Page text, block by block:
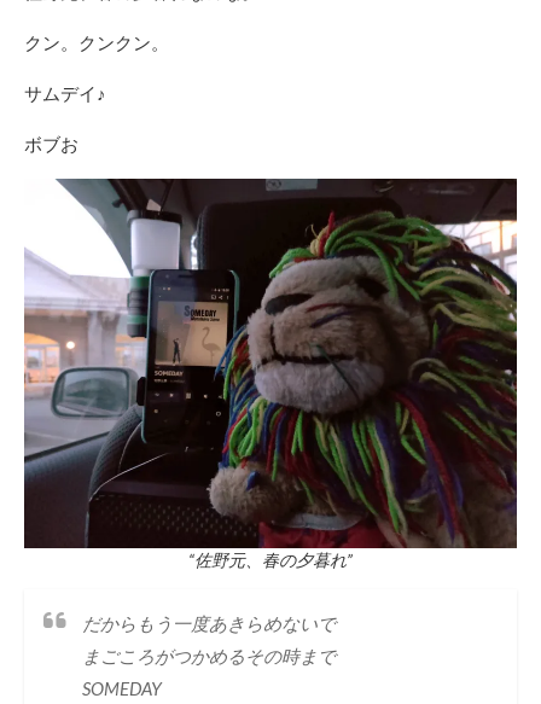
クン。クンクン。
サムデイ♪
ボブお
“佐野元、春の夕暮れ”
だからもう一度あきらめないで
まごころがつかめるその時まで
SOMEDAY